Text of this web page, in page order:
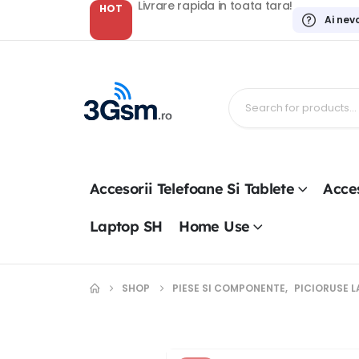
HOT Livrare rapida in toata tara!
Ai
Accesorii Telefoane Si Tablete
Laptop SH Home Use
SHOP PIESE SI COMPONENTE, PICIORUSE